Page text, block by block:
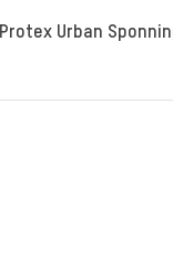
Protex Urban